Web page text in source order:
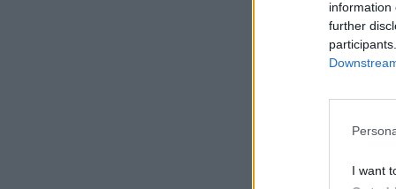
information
further
I want
no už